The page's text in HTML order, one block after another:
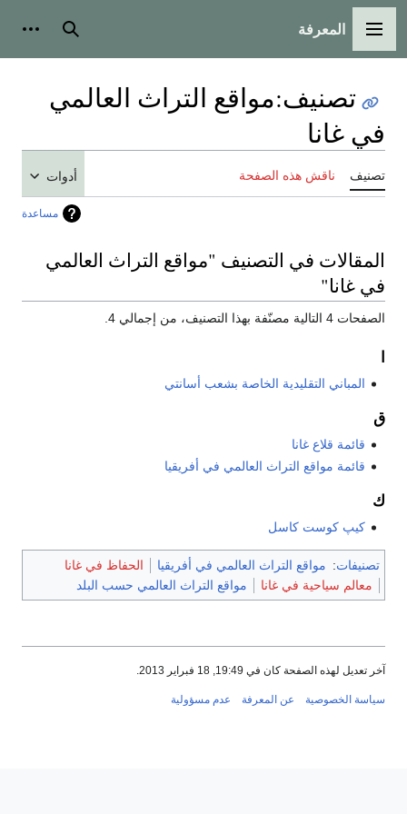
القائمة الرئيسية
المعرفة بحث
تصنيف:مواقع التراث العالمي
في غانا
تصنيف ناقش هذه الصفحة أدوات
مساعدة
المقالات في التصنيف "مواقع التراث العالمي
في غانا"
الصفحات 4 التالية مصنّفة بهذا التصنيف، من إجمالي 4.
المباني التقليدية الخاصة بشعب أسانتي
ق
قائمة قلاع غانا
قائمة مواقع التراث العالمي في أفريقيا
ك
كيپ كوست كاسل
تصنيفات: مواقع التراث العالمي في أفريقيا
الحفاظ في غانا
معالم سياحية في غانا
مواقع التراث العالمي حسب البلد
آخر تعديل لهذه الصفحة كان في 19:49, 18 فبراير 2013.
سياسة الخصوصية عن المعرفة عدم مسؤولية